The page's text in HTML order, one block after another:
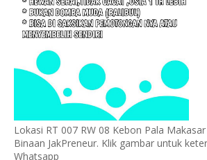
Lokasi RT 007 RW 08 Kebon Pala
Binaan JakPreneur. Klik gambar untuk
Whatsapp